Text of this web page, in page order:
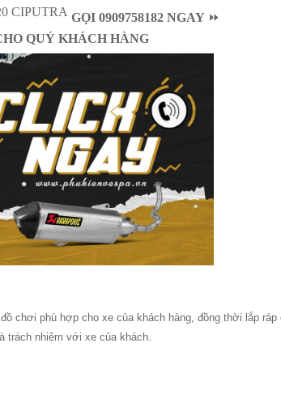
GỌI 0909758182 NGAY ⏩
QUÝ KHÁCH HÀNG
phù hợp cho xe của khách hàng, đồng thời lắp ráp
trách nhiệm với xe của khách.